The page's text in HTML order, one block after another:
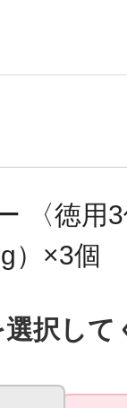
ン
〈徳
）×3
択して